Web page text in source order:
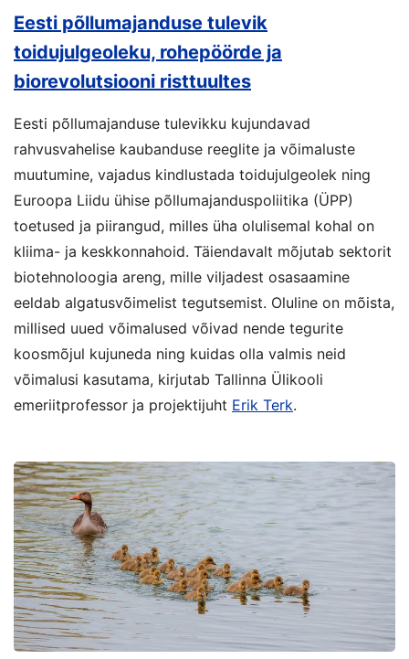
Eesti põllumajanduse tulevik
toidujulgeoleku, rohepöörde ja
biorevolutsiooni risttuultes
Eesti põllumajanduse tulevikku kujundavad
rahvusvahelise kaubanduse reeglite ja võimaluste
muutumine, vajadus kindlustada toidujulgeolek ning
Euroopa Liidu ühise põllumajanduspoliitika (ÜPP)
toetused ja piirangud, milles üha olulisemal kohal on
kliima- ja keskkonnahoid. Täiendavalt mõjutab sektorit
biotehnoloogia areng, mille viljadest osasaamine
eeldab algatusvõimelist tegutsemist. Oluline on mõista,
millised uued võimalused võivad nende tegurite
koosmõjul kujuneda ning kuidas olla valmis neid
võimalusi kasutama, kirjutab Tallinna Ülikooli
emeriitprofessor ja projektijuht Erik Terk.